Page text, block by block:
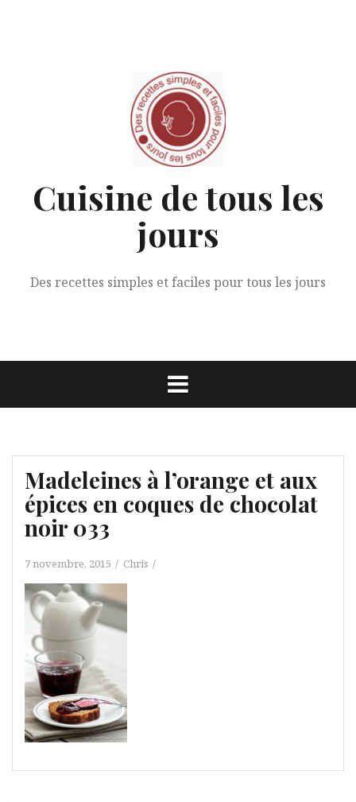
Cuisine de tous les
jours
Des recettes simples et faciles pour tous les jours
Madeleines à l’orange et aux
épices en coques de chocolat
noir 033
7 novembre, 2015 Chris